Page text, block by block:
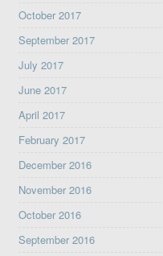
October 2017
September 2017
July 2017
June 2017
April 2017
February 2017
December 2016
November 2016
October 2016
September 2016